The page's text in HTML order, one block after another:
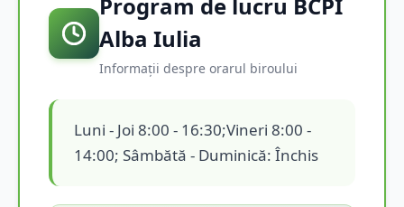
Alba Iulia
Informații despre orarul biroului
Luni - Joi 8:00 - 16:30;Vineri 8:00 -
14:00; Sâmbătă - Duminică: Închis